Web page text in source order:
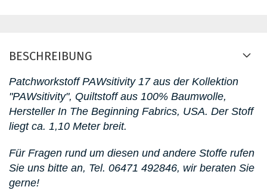
BESCHREIBUNG
Patchworkstoff PAWsitivity 17 aus der Kollektion
"PAWsitivity", Quiltstoff aus 100% Baumwolle,
Hersteller In The Beginning Fabrics, USA. Der Stoff
liegt ca. 1,10 Meter breit.
Für Fragen rund um diesen und andere Stoffe rufen
Sie uns bitte an, Tel. 06471 492846, wir beraten Sie
gerne!